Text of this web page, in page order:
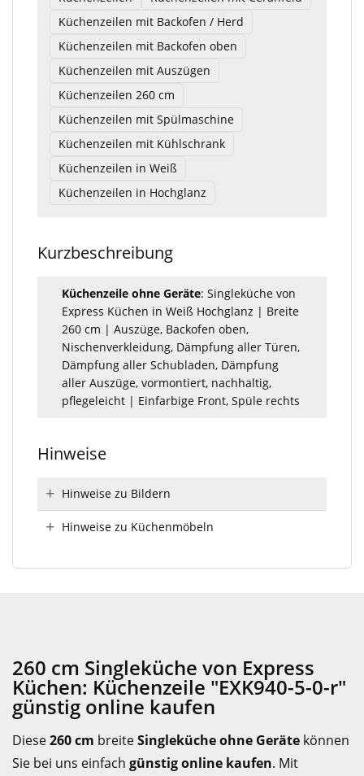
Küchenzeilen mit Backofen / Herd
Küchenzeilen mit Backofen oben
Küchenzeilen mit Auszügen
Küchenzeilen 260 cm
Küchenzeilen mit Spülmaschine
Küchenzeilen mit Kühlschrank
Küchenzeilen in Weiß
Küchenzeilen in Hochglanz
Kurzbeschreibung
Küchenzeile ohne Geräte: Singleküche von
Express Küchen in Weiß Hochglanz | Breite
260 cm | Auszüge, Backofen oben,
Nischenverkleidung, Dämpfung aller Türen,
Dämpfung aller Schubladen, Dämpfung
aller Auszüge, vormontiert, nachhaltig,
pflegeleicht | Einfarbige Front, Spüle rechts
Hinweise
Hinweise zu Bildern
Hinweise zu Küchenmöbeln
260 cm Singleküche von Express
Küchen: Küchenzeile "EXK940-5-0-r"
günstig online kaufen
Diese260 cm breiteSingleküche ohne Geräte können
Sie bei uns einfach günstig online kaufen. Mit